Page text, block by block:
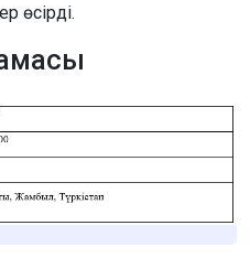
өсірді.